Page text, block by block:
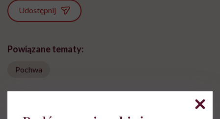
Udostępnij
Powiązane tematy:
Pochwa